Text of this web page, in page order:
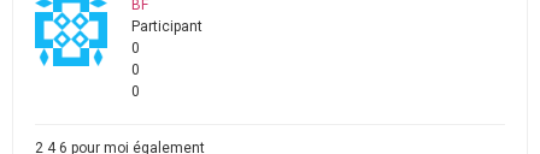
BF
Participant
0
0
0
2 4 6 pour moi également